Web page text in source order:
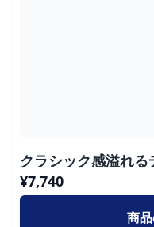
クラシック感溢れる
¥7,740
商